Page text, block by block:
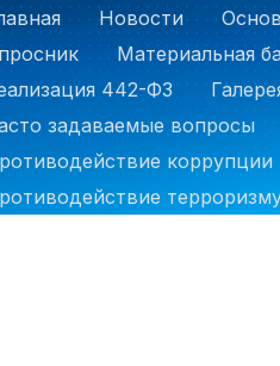
Новости
Материальная
442-ФЗ
задаваемые вопросы
коррупции